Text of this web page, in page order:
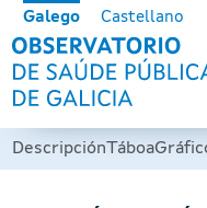
Ir o contido principal
Galego Castellano
DescripciónTáboa